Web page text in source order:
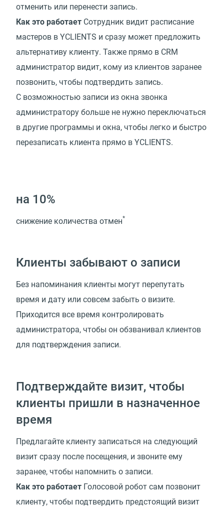
отменить или перенести запись.
Как это работает Сотрудник видит расписание
мастеров в YCLIENTS и сразу может предложить
альтернативу клиенту. Также прямо в CRM
администратор видит, кому из клиентов заранее
позвонить, чтобы подтвердить запись.
С возможностью записи из окна звонка
администратору больше не нужно переключаться
в другие программы и окна, чтобы легко и быстро
перезаписать клиента прямо в YCLIENTS.
на 10%
снижение количества отмен*
Клиенты забывают о записи
Без напоминания клиенты могут перепутать
время и дату или совсем забыть о визите.
Приходится все время контролировать
администратора, чтобы он обзванивал клиентов
для подтверждения записи.
Подтверждайте визит, чтобы
клиенты пришли в назначенное
время
Предлагайте клиенту записаться на следующий
визит сразу после посещения, и звоните ему
заранее, чтобы напомнить о записи.
Как это работает Голосовой робот сам позвонит
клиенту, чтобы подтвердить предстоящий визит